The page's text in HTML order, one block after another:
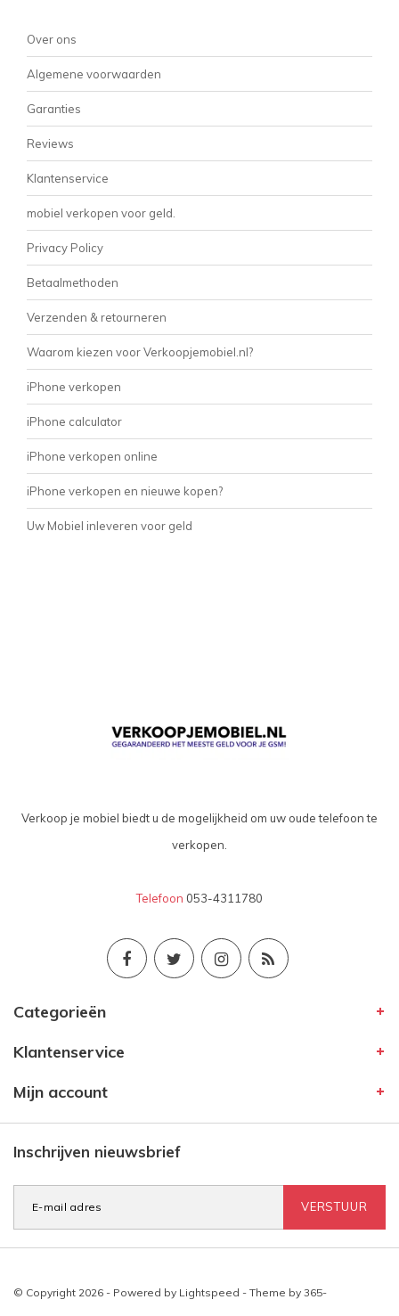
Over ons
Algemene voorwaarden
Garanties
Reviews
Klantenservice
mobiel verkopen voor geld.
Privacy Policy
Betaalmethoden
Verzenden & retourneren
Waarom kiezen voor Verkoopjemobiel.nl?
iPhone verkopen
iPhone calculator
iPhone verkopen online
iPhone verkopen en nieuwe kopen?
Uw Mobiel inleveren voor geld
Verkoop je mobiel biedt u de mogelijkheid om uw oude telefoon te
verkopen.
Telefoon 053-4311780
Categorieën
Klantenservice
Mijn account
Inschrijven nieuwsbrief
VERSTUUR
© Copyright 2026 - Powered by Lightspeed - Theme by 365-